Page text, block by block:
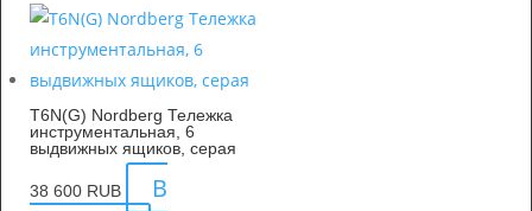
T6N(G) Nordberg Тележка
инструментальная, 6
выдвижных ящиков, серая
38 600 RUB
В